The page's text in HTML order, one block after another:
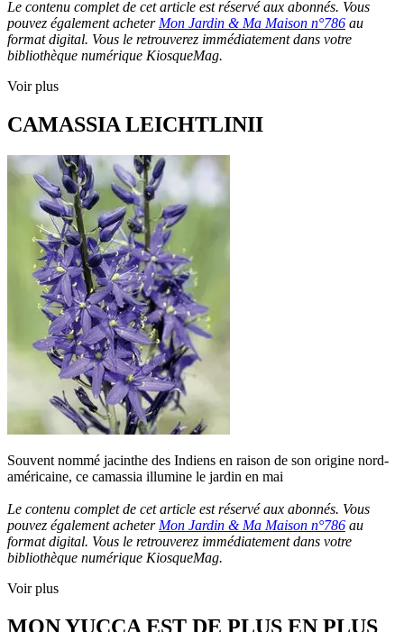
Le contenu complet de cet article est réservé aux abonnés. Vous
pouvez également acheter Mon Jardin & Ma Maison n°786 au
format digital. Vous le retrouverez immédiatement dans votre
bibliothèque numérique KiosqueMag.
Voir plus
CAMASSIA LEICHTLINII
Souvent nommé jacinthe des Indiens en raison de son origine nord-
américaine, ce camassia illumine le jardin en mai
Le contenu complet de cet article est réservé aux abonnés. Vous
pouvez également acheter Mon Jardin & Ma Maison n°786 au
format digital. Vous le retrouverez immédiatement dans votre
bibliothèque numérique KiosqueMag.
Voir plus
MON YUCCA EST DE PLUS EN PLUS